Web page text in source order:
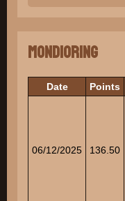
Mondioring
Date Points
06/12/2025 136.50